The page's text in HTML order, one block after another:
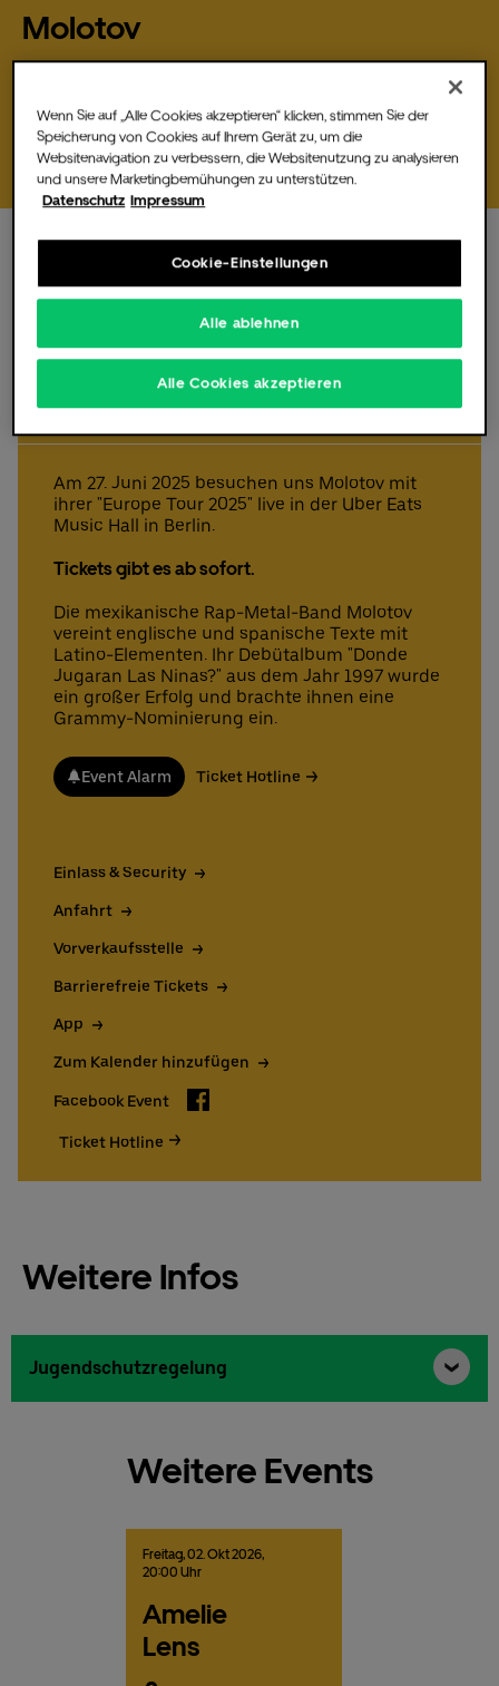
Die Music Hall
Für Veranstalter
Fotos & Videos
Partner
Molotov
2025" live in der Uber Eats Music…
Freitag,27.Jun2025,20:00 Uhr, Einlass 18:30 Uhr
Molotov live in der Uber
Eats Music Hall
Am 27. Juni 2025 besuchen uns Molotov mit
ihrer "Europe Tour 2025" live in der Uber Eats
Music Hall in Berlin.
Tickets gibt es ab sofort.
Die mexikanische Rap-Metal-Band Molotov
vereint englische und spanische Texte mit
Latino-Elementen. Ihr Debütalbum "Donde
Jugaran Las Ninas?" aus dem Jahr 1997 wurde
ein großer Erfolg und brachte ihnen eine
Grammy-Nominierung ein.
Event Alarm Ticket Hotline
Einlass & Security
Anfahrt
Vorverkaufsstelle
Barrierefreie Tickets
App
Zum Kalender hinzufügen
Facebook Event Facebook
Ticket Hotline
Weitere Infos
Jugendschutzregelung
Weitere Events
Freitag,02. Okt2026,
20:00 Uhr
Amelie
Lens
Wenn Sie auf „Alle Cookies akzeptieren“ klicken, stimmen Sie der
Speicherung von Cookies auf Ihrem Gerät zu, um die
Websitenavigation zu verbessern, die Websitenutzung zu analysieren
und unsere Marketingbemühungen zu unterstützen.
Datenschutz Impressum
Cookie-Einstellungen
Alle ablehnen
Alle Cookies akzeptieren